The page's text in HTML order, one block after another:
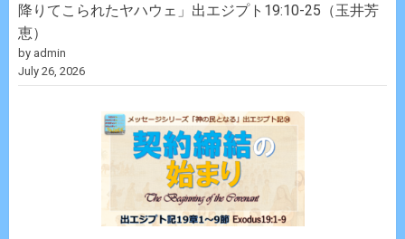
降りてこられたヤハウェ」出エジプト19:10-25（玉井芳
恵）
by admin
July 26, 2026